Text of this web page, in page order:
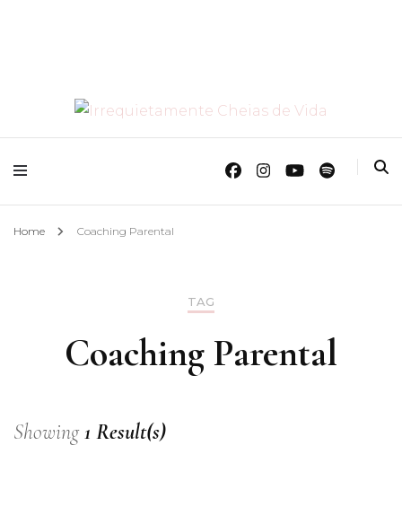
Irrequietamente
Cheias de Vida
O Mundo Das Crianças
Home Coaching Parental
TAG
Coaching Parental
Showing1 Result(s)